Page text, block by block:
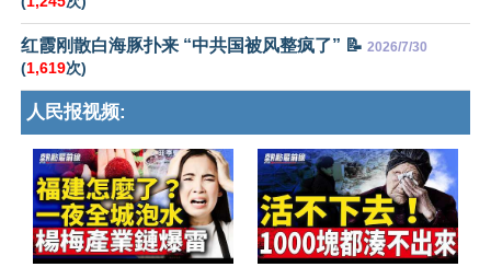
红霞刚散白海豚扑来 “中共国被风整疯了” 📝 2026/7/30
(1,619次)
人民报视频: